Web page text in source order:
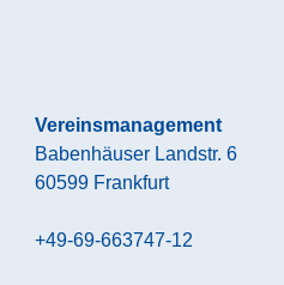
Vereinsmanagement
Babenhäuser Landstr. 6
60599 Frankfurt
+49-69-663747-12